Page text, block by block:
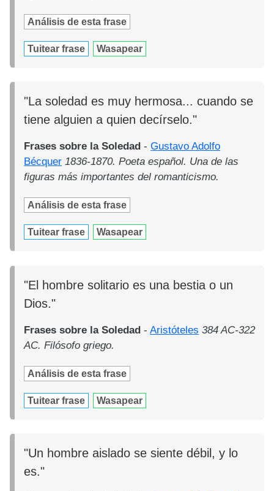
Análisis de esta frase
Tuitear frase Wasapear
"La soledad es muy hermosa... cuando se
tiene alguien a quien decírselo."
Frases sobre la Soledad -Gustavo Adolfo
Bécquer 1836-1870. Poeta español. Una de las
figuras más importantes del romanticismo.
Análisis de esta frase
Tuitear frase Wasapear
"El hombre solitario es una bestia o un
Dios."
Frases sobre la Soledad -Aristóteles 384 AC-322
AC. Filósofo griego.
Análisis de esta frase
Tuitear frase Wasapear
"Un hombre aislado se siente débil, y lo
es."